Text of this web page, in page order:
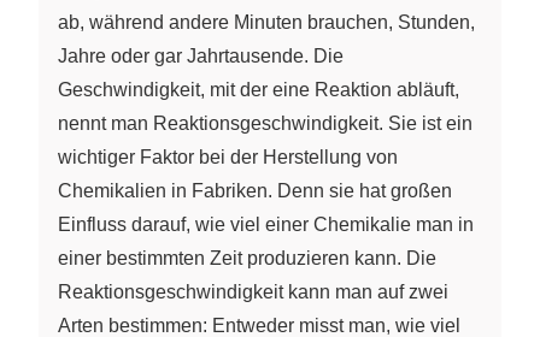
ab, während andere Minuten brauchen, Stunden,
Jahre oder gar Jahrtausende. Die
Geschwindigkeit, mit der eine Reaktion abläuft,
nennt man Reaktionsgeschwindigkeit. Sie ist ein
wichtiger Faktor bei der Herstellung von
Chemikalien in Fabriken. Denn sie hat großen
Einfluss darauf, wie viel einer Chemikalie man in
einer bestimmten Zeit produzieren kann. Die
Reaktionsgeschwindigkeit kann man auf zwei
Arten bestimmen: Entweder misst man, wie viel